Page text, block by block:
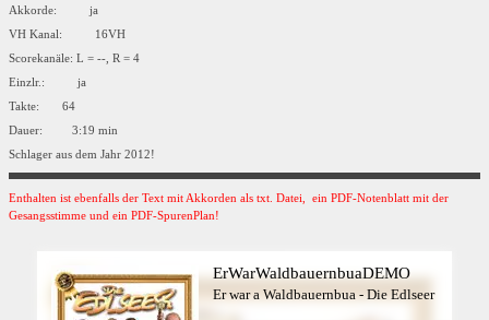
Akkorde: ja
VH Kanal: 16VH
Scorekanäle: L = --, R = 4
Einzlr.: ja
Takte: 64
Dauer: 3:19 min
Schlager aus dem Jahr 2012!
Enthalten ist ebenfalls der Text mit Akkorden als txt. Datei, ein PDF-Notenblatt mit der
Gesangsstimme und ein PDF-SpurenPlan!
ErWarWaldbauernbuaDEMO
Er war a Waldbauernbua - Die Edlseer